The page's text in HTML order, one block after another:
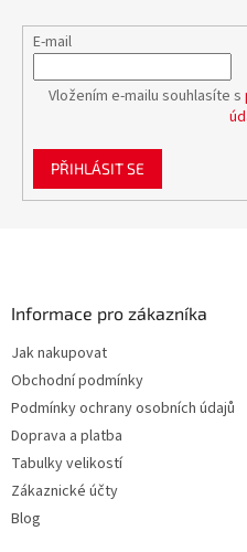
E-mail
Vložením e-mailu souhlasíte s
PŘIHLÁSIT SE
Informace pro zákazníka
Jak nakupovat
Obchodní podmínky
Podmínky ochrany osobních údajů
Doprava a platba
Tabulky velikostí
Zákaznické účty
Blog